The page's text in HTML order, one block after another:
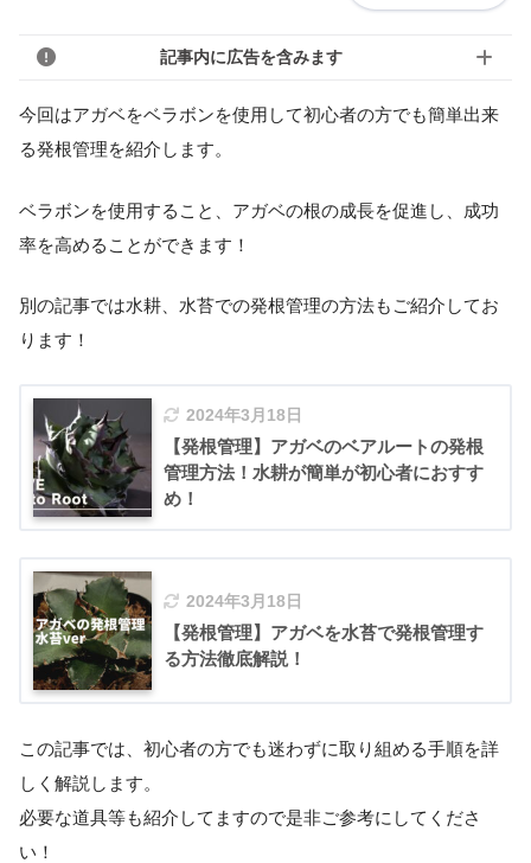
記事内に広告を含みます
今回はアガベをベラボンを使用して初心者の方でも簡単出来
る発根管理を紹介します。
ベラボンを使用すること、アガベの根の成長を促進し、成功
率を高めることができます！
別の記事では水耕、水苔での発根管理の方法もご紹介してお
ります！
2024年3月18日
【発根管理】アガベのベアルートの発根
管理方法！水耕が簡単が初心者におすす
め！
2024年3月18日
【発根管理】アガベを水苔で発根管理す
る方法徹底解説！
この記事では、初心者の方でも迷わずに取り組める手順を詳
しく解説します。
必要な道具等も紹介してますので是非ご参考にしてくださ
い！